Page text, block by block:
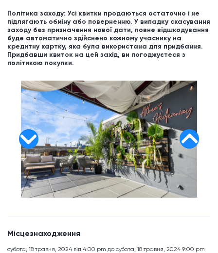
Політика заходу: Усі квитки продаються остаточно і не
підлягають обміну або поверненню. У випадку скасування
заходу без призначення нової дати, повне відшкодування
буде автоматично здійснено кожному учаснику на
кредитну картку, яка була використана для придбання.
Придбавши квиток на цей захід, ви погоджуєтеся з
політикою покупки.
Місцезнаходження
субота, 18 травня, 2024 від 4:00 pm до субота, 18 травня, 2024 9:00 pm